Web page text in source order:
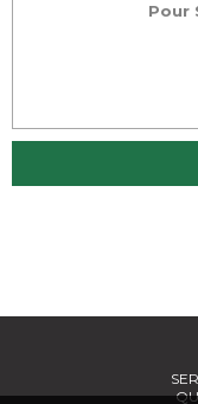
Pour